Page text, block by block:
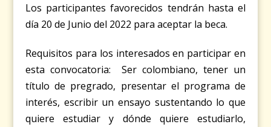
Los participantes favorecidos tendrán hasta el
día 20 de Junio del 2022 para aceptar la beca.
Requisitos para los interesados en participar en
esta convocatoria: Ser colombiano, tener un
título de pregrado, presentar el programa de
interés, escribir un ensayo sustentando lo que
quiere estudiar y dónde quiere estudiarlo,